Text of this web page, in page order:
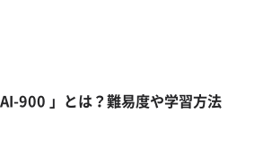
900 」とは？難易度や学習方法